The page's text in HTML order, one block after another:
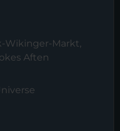
Wikinger-Markt,
Aften